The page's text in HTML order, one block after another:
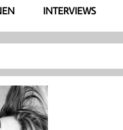
INTERVIEWS